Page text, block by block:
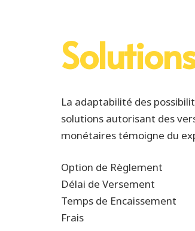
La adaptabilité des
solutions autorisant des
monétaires témoigne du
Option de Règlement
Délai de Versement
Temps de Encaissement
Frais